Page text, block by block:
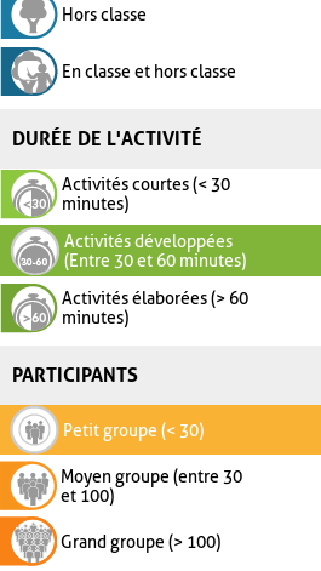
Hors classe
En classe et hors classe
DURÉE DE L'ACTIVITÉ
Activités courtes (< 30
minutes)
Activités développées
(Entre 30 et 60 minutes)
Activités élaborées (> 60
minutes)
PARTICIPANTS
Petit groupe (< 30)
Moyen groupe (entre 30
et 100)
Grand groupe (> 100)